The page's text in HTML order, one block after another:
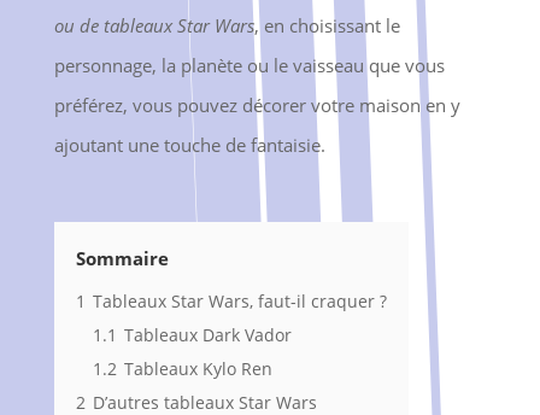
ou de tableaux Star Wars, en choisissant le
personnage, la planète ou le vaisseau que vous
préférez, vous pouvez décorer votre maison en y
ajoutant une touche de fantaisie.
Sommaire
1 Tableaux Star Wars, faut-il craquer ?
1.1 Tableaux Dark Vador
1.2 Tableaux Kylo Ren
2 D’autres tableaux Star Wars